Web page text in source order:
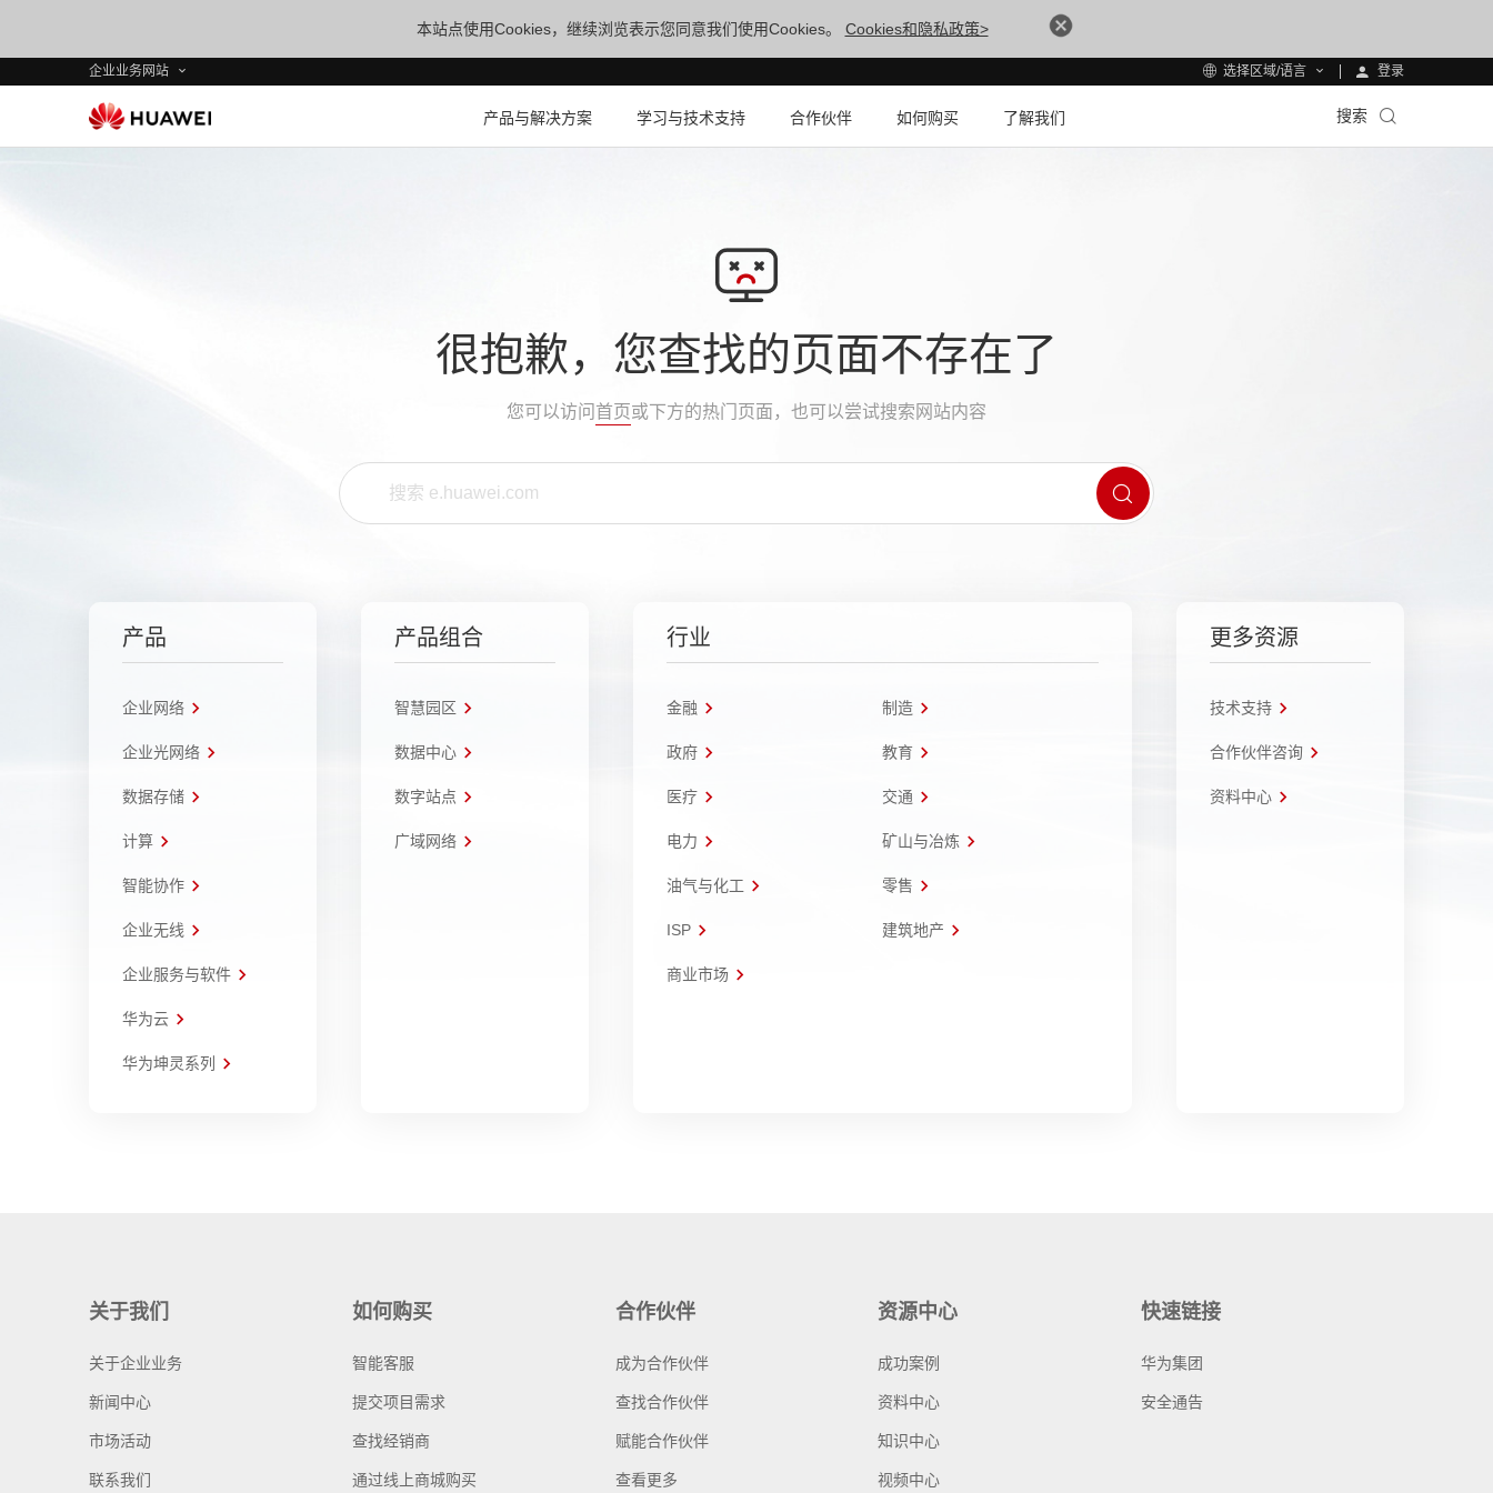
本站点使用Cookies，继续浏览表示您同意我们使用Cookies。 Cookies和隐私政策>
企业业务网站 选择区域/语言 登录
产品与解决方案 学习与技术支持 合作伙伴 如何购买 了解我们 搜索
很抱歉，您查找的页面不存在了
您可以访问 首页或下方的热门页面，也可以尝试搜索网站内容
产品
企业网络
企业光网络
数据存储
计算
智能协作
企业无线
企业服务与软件
华为云
华为坤灵系列
产品组合
智慧园区
数据中心
数字站点
广域网络
行业
金融 制造
政府 教育
医疗 交通
电力 矿山与冶炼
油气与化工 零售
ISP 建筑地产
商业市场
更多资源
技术支持
合作伙伴咨询
资料中心
关于我们
关于企业业务
新闻中心
市场活动
联系我们
如何购买
智能客服
提交项目需求
查找经销商
通过线上商城购买
合作伙伴
成为合作伙伴
查找合作伙伴
赋能合作伙伴
查看更多
资源中心
成功案例
资料中心
知识中心
视频中心
快速链接
华为集团
安全通告